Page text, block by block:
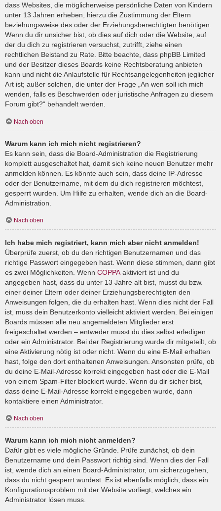
dass Websites, die möglicherweise persönliche Daten von Kindern
unter 13 Jahren erheben, hierzu die Zustimmung der Eltern
beziehungsweise des oder der Erziehungsberechtigten benötigen.
Wenn du dir unsicher bist, ob dies auf dich oder die Website, auf
der du dich zu registrieren versuchst, zutrifft, ziehe einen
rechtlichen Beistand zu Rate. Bitte beachte, dass phpBB Limited
und der Besitzer dieses Boards keine Rechtsberatung anbieten
kann und nicht die Anlaufstelle für Rechtsangelegenheiten jeglicher
Art ist; außer solchen, die unter der Frage „An wen soll ich mich
wenden, falls es Beschwerden oder juristische Anfragen zu diesem
Forum gibt?“ behandelt werden.
Nach oben
Warum kann ich mich nicht registrieren?
Es kann sein, dass die Board-Administration die Registrierung
komplett ausgeschaltet hat, damit sich keine neuen Benutzer mehr
anmelden können. Es könnte auch sein, dass deine IP-Adresse
oder der Benutzername, mit dem du dich registrieren möchtest,
gesperrt wurden. Um Hilfe zu erhalten, wende dich an die Board-
Administration.
Nach oben
Ich habe mich registriert, kann mich aber nicht anmelden!
Überprüfe zuerst, ob du den richtigen Benutzernamen und das
richtige Passwort eingegeben hast. Wenn diese stimmen, dann gibt
es zwei Möglichkeiten. Wenn COPPA aktiviert ist und du
angegeben hast, dass du unter 13 Jahre alt bist, musst du bzw.
einer deiner Eltern oder deiner Erziehungsberechtigten den
Anweisungen folgen, die du erhalten hast. Wenn dies nicht der Fall
ist, muss dein Benutzerkonto vielleicht aktiviert werden. Bei einigen
Boards müssen alle neu angemeldeten Mitglieder erst
freigeschaltet werden – entweder musst du dies selbst erledigen
oder ein Administrator. Bei der Registrierung wurde dir mitgeteilt, ob
eine Aktivierung nötig ist oder nicht. Wenn du eine E-Mail erhalten
hast, folge den dort enthaltenen Anweisungen. Ansonsten prüfe, ob
du deine E-Mail-Adresse korrekt eingegeben hast oder die E-Mail
von einem Spam-Filter blockiert wurde. Wenn du dir sicher bist,
dass deine E-Mail-Adresse korrekt eingegeben wurde, dann
kontaktiere einen Administrator.
Nach oben
Warum kann ich mich nicht anmelden?
Dafür gibt es viele mögliche Gründe. Prüfe zunächst, ob dein
Benutzername und dein Passwort richtig sind. Wenn dies der Fall
ist, wende dich an einen Board-Administrator, um sicherzugehen,
dass du nicht gesperrt wurdest. Es ist ebenfalls möglich, dass ein
Konfigurationsproblem mit der Website vorliegt, welches ein
Administrator lösen muss.